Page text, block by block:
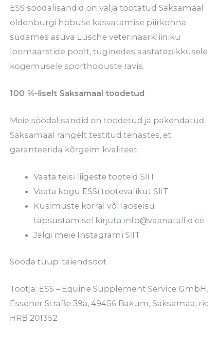
ESS söödalisandid on välja töötatud Saksamaal
oldenburgi hobuse kasvatamise piirkonna
südames asuva Lüsche veterinaarkliiniku
loomaarstide poolt, tuginedes aastatepikkusele
kogemusele sporthobuste ravis.
100 %-liselt Saksamaal toodetud
Meie söödalisandid on toodetud ja pakendatud
Saksamaal rangelt testitud tehastes, et
garanteerida kõrgeim kvaliteet.
Vaata teisi liigeste tooteidSIIT
Vaata kogu ESSi tootevalikutSIIT
Küsimuste korral või laoseisu
täpsustamisel kirjuta info@vaanatallid.ee
Jälgi meie InstagramiSIIT
Sööda tüüp: täiendsööt
Tootja: ESS – Equine Supplement Service GmbH,
Essener Straße 39a, 49456 Bakum, Saksamaa, rk:
HRB 201352